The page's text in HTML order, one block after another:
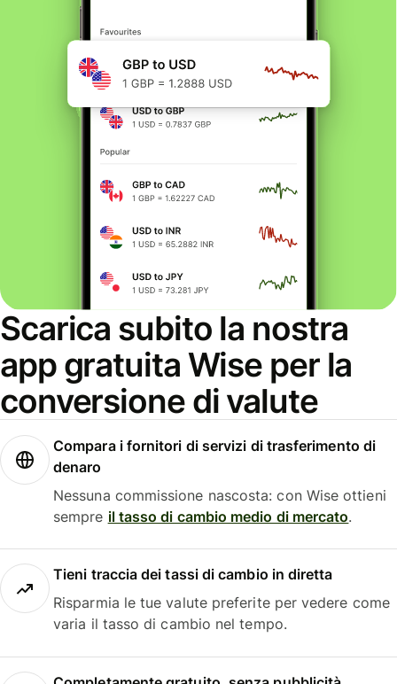
Scarica subito la nostra
app gratuita Wise per la
conversione di valute
Compara i fornitori di servizi di trasferimento di
denaro
Nessuna commissione nascosta: con Wise ottieni
sempre il tasso di cambio medio di mercato.
Tieni traccia dei tassi di cambio in diretta
Risparmia le tue valute preferite per vedere come
varia il tasso di cambio nel tempo.